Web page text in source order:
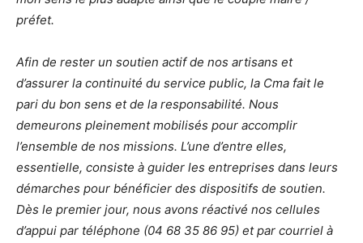
préfet.
Afin de rester un soutien actif de nos artisans et
d’assurer la continuité du service public, la Cma fait le
pari du bon sens et de la responsabilité. Nous
demeurons pleinement mobilisés pour accomplir
l’ensemble de nos missions. L’une d’entre elles,
essentielle, consiste à guider les entreprises dans leurs
démarches pour bénéficier des dispositifs de soutien.
Dès le premier jour, nous avons réactivé nos cellules
d’appui par téléphone (04 68 35 86 95) et par courriel à